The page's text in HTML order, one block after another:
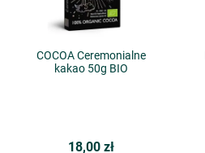
COCOA Ceremonialne
kakao 50g BIO
18,00 zł